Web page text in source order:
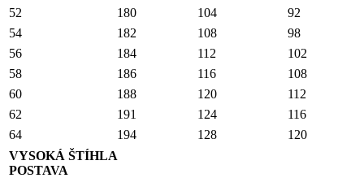
52
180 104
92
54
182 108
98
56
184 112
102
58
186 116
108
60
188 120
112
62
191 124
116
64
194 128
120
VYSOKÁ ŠTÍHLA
POSTAVA